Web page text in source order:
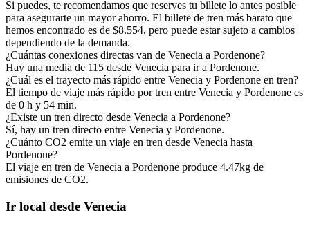
Si puedes, te recomendamos que reserves tu billete lo antes posible
para asegurarte un mayor ahorro. El billete de tren más barato que
hemos encontrado es de $8.554, pero puede estar sujeto a cambios
dependiendo de la demanda.
¿Cuántas conexiones directas van de Venecia a Pordenone?
Hay una media de 115 desde Venecia para ir a Pordenone.
¿Cuál es el trayecto más rápido entre Venecia y Pordenone en tren?
El tiempo de viaje más rápido por tren entre Venecia y Pordenone es
de 0 h y 54 min.
¿Existe un tren directo desde Venecia a Pordenone?
Sí, hay un tren directo entre Venecia y Pordenone.
¿Cuánto CO2 emite un viaje en tren desde Venecia hasta
Pordenone?
El viaje en tren de Venecia a Pordenone produce 4.47kg de
emisiones de CO2.
Ir local desde Venecia